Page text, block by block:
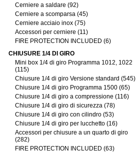
Cerniere a saldare (92)
Cerniere a scomparsa (45)
Cerniere acciaio inox (75)
Accessori per cerniere (11)
FIRE PROTECTION INCLUDED (6)
CHIUSURE 1/4 DI GIRO
Mini box 1/4 di giro Programma 1012, 1022
(115)
Chiusure 1/4 di giro Versione standard (545)
Chiusure 1/4 di giro Programma 1500 (65)
Chiusure 1/4 di giro a compressione (116)
Chiusure 1/4 di giro di sicurezza (78)
Chiusure 1/4 di giro con cilindro (53)
Chiusure 1/4 di giro per lucchetto (16)
Accessori per chiusure a un quarto di giro
(282)
FIRE PROTECTION INCLUDED (63)